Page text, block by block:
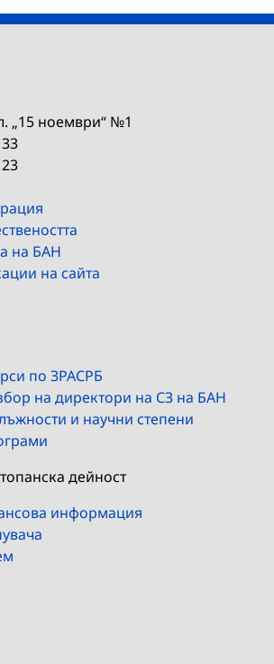
„15 ноември“ №1
на БАН
на сайта
по ЗРАСРБ
на директори на СЗ на БАН
и научни степени
дейност
информация